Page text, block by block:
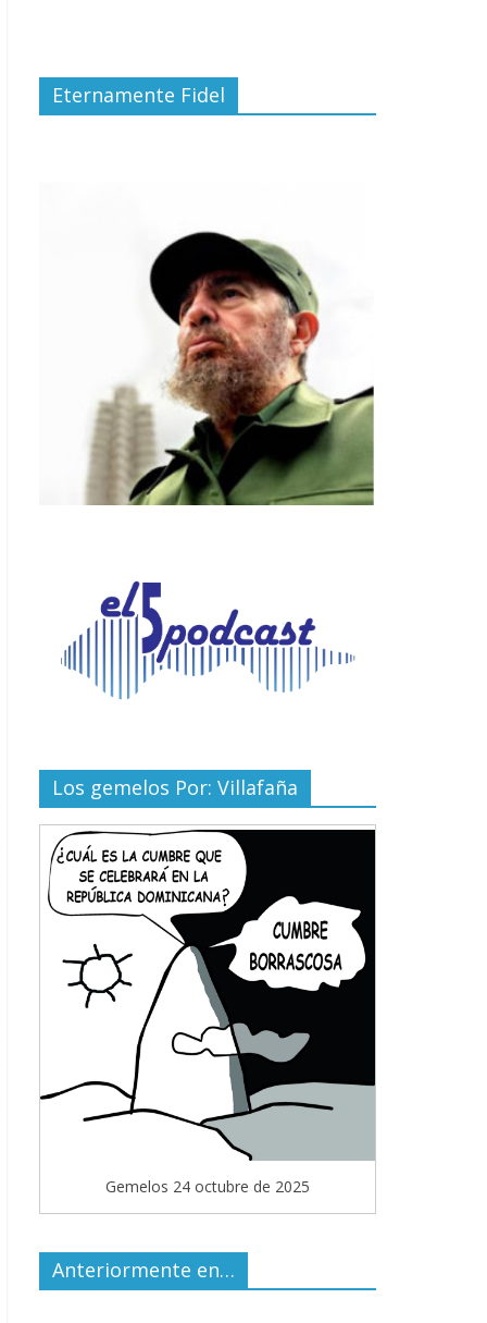
Eternamente Fidel
Los gemelos Por: Villafaña
Gemelos 24 octubre de 2025
Anteriormente en…